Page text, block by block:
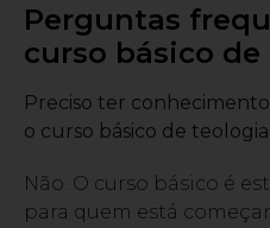
Perguntas
curso básico
Preciso ter
o curso básico de teologia
Não. O curso básico é
para quem está